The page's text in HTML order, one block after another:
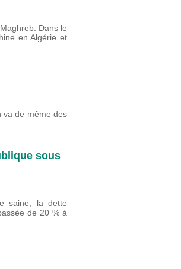
Dans le
en Algérie et
va de même des
sous
saine, la dette
de 20 % à